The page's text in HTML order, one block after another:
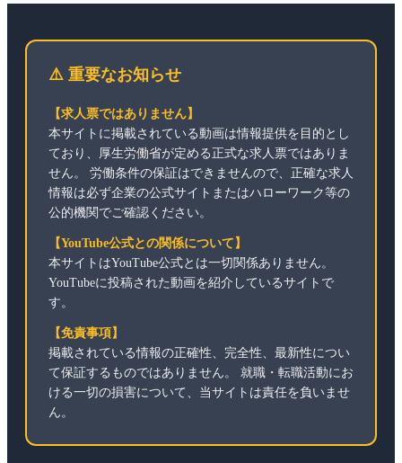
⚠️ 重要なお知らせ
【求人票ではありません】
本サイトに掲載されている動画は情報提供を目的とし
ており、厚生労働省が定める正式な求人票ではありま
せん。 労働条件の保証はできませんので、正確な求人
情報は必ず企業の公式サイトまたはハローワーク等の
公的機関でご確認ください。
【YouTube公式との関係について】
本サイトはYouTube公式とは一切関係ありません。
YouTubeに投稿された動画を紹介しているサイトで
す。
【免責事項】
掲載されている情報の正確性、完全性、最新性につい
て保証するものではありません。 就職・転職活動にお
ける一切の損害について、当サイトは責任を負いませ
ん。